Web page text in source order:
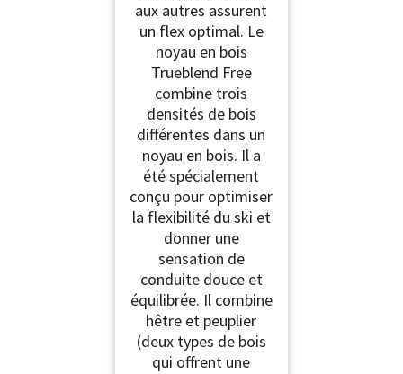
aux autres assurent
un flex optimal. Le
noyau en bois
Trueblend Free
combine trois
densités de bois
différentes dans un
noyau en bois. Il a
été spécialement
conçu pour optimiser
la flexibilité du ski et
donner une
sensation de
conduite douce et
équilibrée. Il combine
hêtre et peuplier
(deux types de bois
qui offrent une